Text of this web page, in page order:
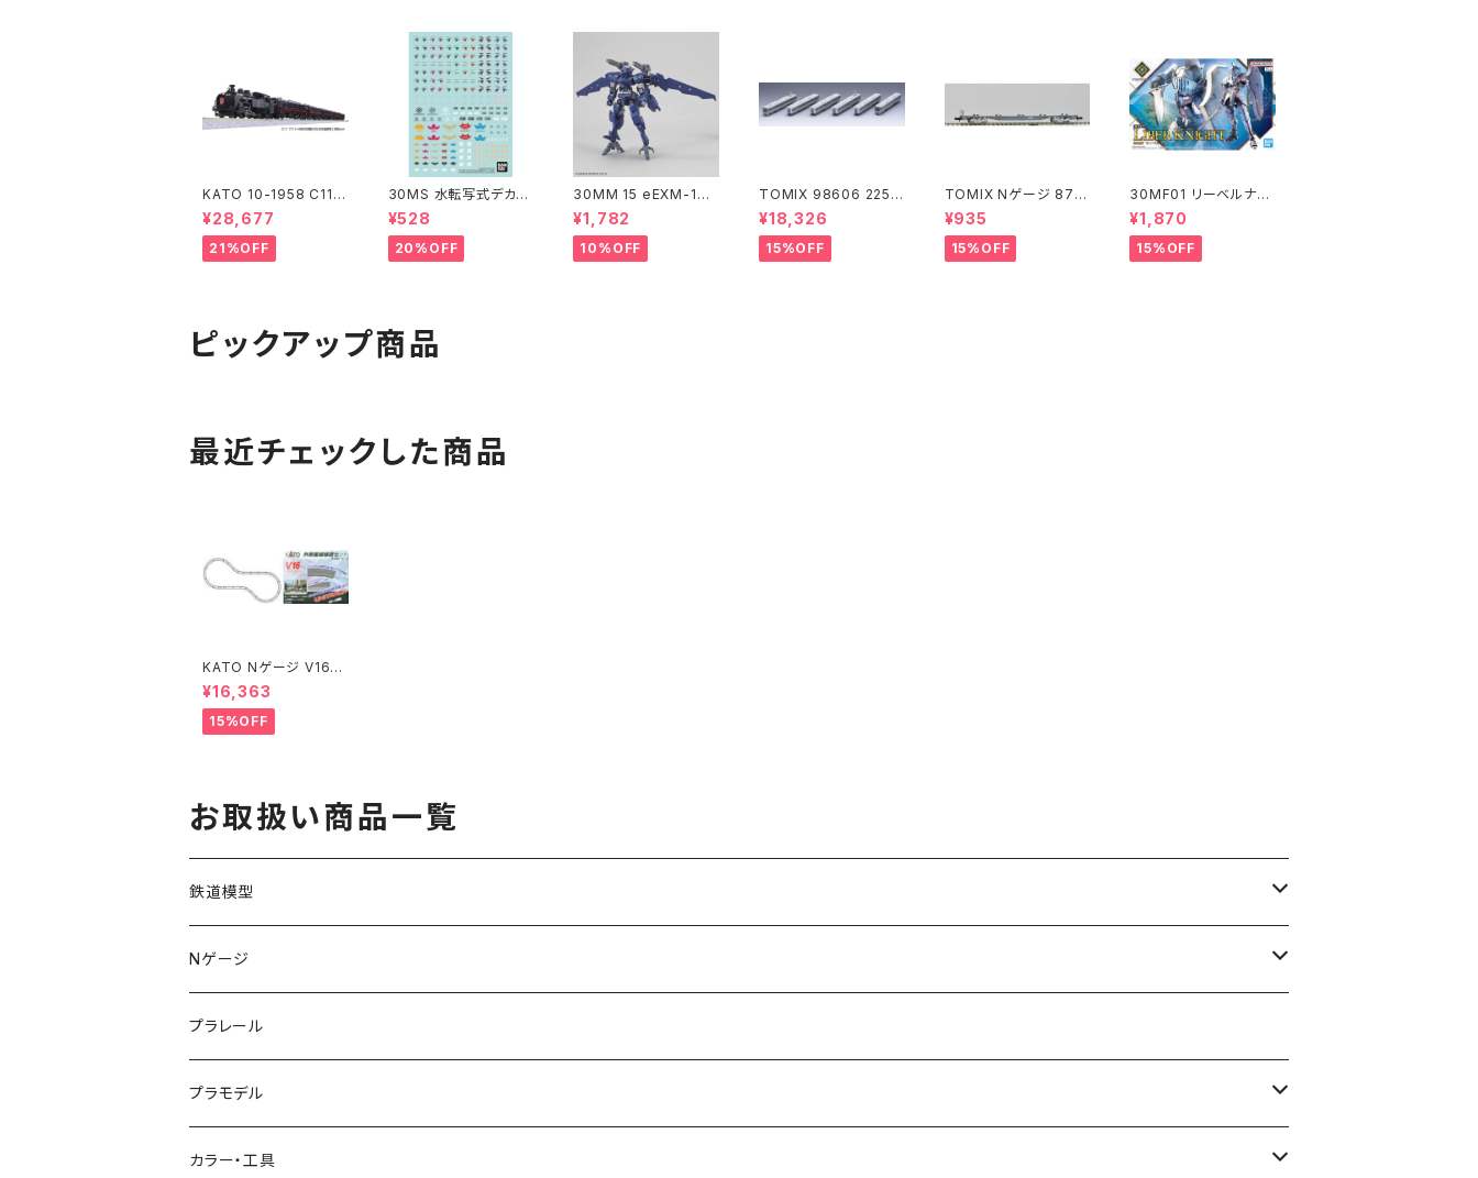
KATO 10-1958 C11 1
71+14系｢SL冬の湿原
号｣ 6両セット 特企品 N
ゲージ 鉄道模型 北海
道（新品 在庫品）
¥28,677
21%OFF
30MS 水転写式デカー
ル 汎用1
¥528
20%OFF
30MM 15 eEXM-17
アルト(空中戦仕様)ネイ
ビー
¥1,782
10%OFF
TOMIX 98606 225 6
000系 (6両) 鉄道模型
¥18,326
15%OFF
TOMIX Nゲージ 871
8 コキ107 (増備型・コ
ンテナなし) 鉄道模型
¥935
15%OFF
30MF01 リーベルナイ
ト プラモデル（新品 在
庫品）
¥1,870
15%OFF
ピックアップ商品
最近チェックした商品
KATO Nゲージ V16
外側複線線路セット R4
80/447 20-876 鉄道
模型 検R
¥16,363
15%OFF
お取扱い商品一覧
鉄道模型
KATO (N)
TOMIX (N)
マイクロエース (N)
グリーンマックス (N)
Nゲージ
車両
入門セット
レール
プラレール
プラモデル
ガンプラ
カラー・工具